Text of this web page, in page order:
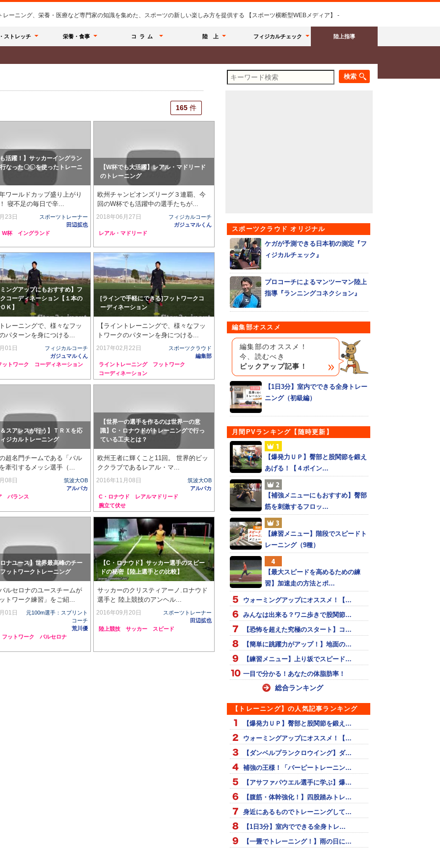
ーニング、栄養・医療など専門家の知識を集めた、スポーツの新しい楽しみ方を提供する 【スポーツ横断型WEBメディア】 -
ストレッチ 栄養・食事 コラム 陸 上 フィジカルチェック 陸上指導
165 件
も活躍！】サッカーイングラン
行なった〇〇を使ったトレーニ
ワールドカップ盛り上がり
寝不足の毎日で辛...
23日
スポーツトレーナー
田辺拡也
W杯 イングランド
【W杯でも大活躍】レアル・マドリード
のトレーニング
欧州チャンピオンズリーグ３連覇、今
回のW杯でも活躍中の選手たちが...
2018年06月27日
フィジカルコーチ
ガジュマルくん
レアル・マドリード
ミングアップにもおすすめ】フ
コーディネーション【１本の
Ｋ】
レーニングで、様々なフッ
パターンを身につける...
01日
フィジカルコーチ
ガジュマルくん
ットワーク コーディネーション
[ラインで手軽にできる]フットワークコ
ーディネーション
【ライントレーニングで、様々なフッ
トワークのパターンを身につける...
2017年02月22日
スポーツクラウド
編集部
ライントレーニング
フットワーク
コーディネーション
＆スアレスが行う】ＴＲＸを応
ジカルトレーニング
超名門チームである「バル
牽引するメッシ選手（...
08日
筑波大OB
アルパカ
バランス
【世界一の選手を作るのは世界一の意
識】C・ロナウドがトレーニングで行っ
ている工夫とは？
欧州王者に輝くこと11回。 世界的ビッ
ククラブであるレアル・マ...
2016年11月08日
筑波大OB
アルパカ
C・ロナウド
レアルマドリード
腕立て伏せ
ロナユース】世界最高峰のチー
ットワークトレーニング
ルセロナのユースチームが
トワーク練習」をご紹...
01日
元100m選手：スプリント
コーチ
荒川優
フットワーク バルセロナ
【C・ロナウド】サッカー選手のスピー
ドの秘密【陸上選手との比較】
サッカーのクリスティアーノ.ロナウド
選手と 陸上競技のアンヘル...
2016年09月20日
スポーツトレーナー
田辺拡也
陸上競技
サッカー スピード
165 件
スポーツクラウド オリジナル
ケガが予測できる日本初の測定『フ
ィジカルチェック』
プロコーチによるマンツーマン陸上
指導『ランニングコネクション』
編集部オススメ
編集部のオススメ！
今、読むべき
ピックアップ記事！
【1日3分】室内でできる全身トレー
ニング（初級編）
月間PVランキング【随時更新】
【爆発力ＵＰ】臀部と股関節を鍛え
あげる！【４ポイン…
【補強メニューにもおすすめ】臀部
筋を刺激するフロッ…
【練習メニュー】階段でスピードト
レーニング（9種）
【最大スピードを高めるための練
習】加速走の方法とポ…
ウォーミングアップにオススメ！【…
みんなは出来る？ワニ歩きで股関節…
【恐怖を超えた究極のスタート】コ…
【簡単に跳躍力がアップ！】地面の…
【練習メニュー】上り坂でスピード…
一目で分かる！あなたの体脂肪率！
総合ランキング
【トレーニング】の人気記事ランキング
【爆発力ＵＰ】臀部と股関節を鍛え…
ウォーミングアップにオススメ！【…
【ダンベルプランクロウイング】ダ…
補強の王様！「バーピートレーニン…
【アサファパウエル選手に学ぶ】爆…
【腹筋・体幹強化！】四股踏みトレ…
身近にあるものでトレーニングして…
【1日3分】室内でできる全身トレ…
【一畳でトレーニング！】雨の日に…